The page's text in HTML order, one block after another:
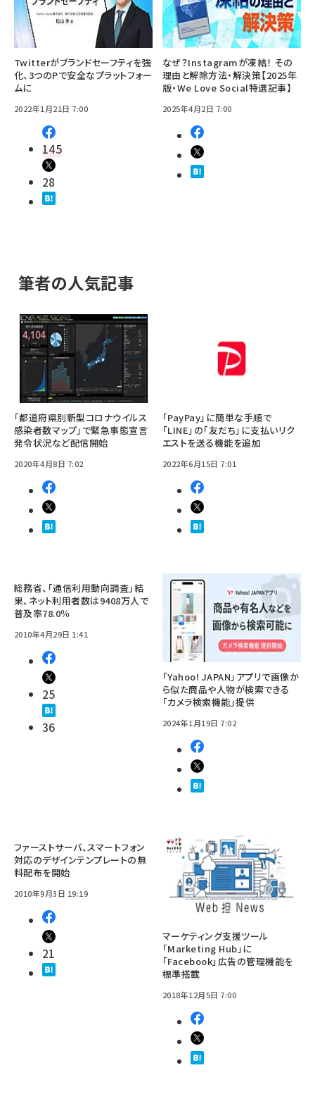
Twitterがブランドセーフティを強
化、3つのPで安全なプラットフォー
ムに
2022年1月21日 7:00
145
28
なぜ？Instagramが凍結！ その
理由と解除方法・解決策【2025年
版・We Love Social特選記事】
2025年4月2日 7:00
筆者の人気記事
「都道府県別新型コロナウイルス
感染者数マップ」で緊急事態宣言
発令状況など配信開始
2020年4月8日 7:02
「PayPay」に簡単な手順で
「LINE」の「友だち」に支払いリク
エストを送る機能を追加
2022年6月15日 7:01
総務省、「通信利用動向調査」結
果、ネット利用者数は9408万人で
普及率78.0％
2010年4月29日 1:41
25
36
「Yahoo! JAPAN」アプリで画像か
ら似た商品や人物が検索できる
「カメラ検索機能」提供
2024年1月19日 7:02
ファーストサーバ、スマートフォン
対応のデザインテンプレートの無
料配布を開始
2010年9月3日 19:19
21
マーケティング支援ツール
「Marketing Hub」に
「Facebook」広告の管理機能を
標準搭載
2018年12月5日 7:00